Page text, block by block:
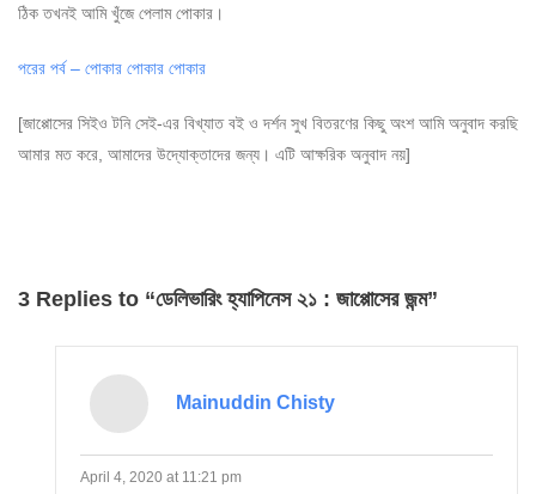
ঠিক তখনই আমি খুঁজে পেলাম পোকার।
পরের পর্ব – পোকার পোকার পোকার
[জাপ্পোসের সিইও টনি সেই-এর বিখ্যাত বই ও দর্শন সুখ বিতরণের কিছু অংশ আমি অনুবাদ করছি
আমার মত করে, আমাদের উদ্যোক্তাদের জন্য। এটি আক্ষরিক অনুবাদ নয়]
3 Replies to “ডেলিভারিং হ্যাপিনেস ২১ : জাপ্পোসের জন্ম”
Mainuddin Chisty
April 4, 2020 at 11:21 pm